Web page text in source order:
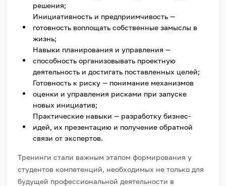
решения;
Инициативность и предприимчивость —
готовность воплощать собственные замыслы в
жизнь;
Навыки планирования и управления —
способность организовывать проектную
деятельность и достигать поставленных целей;
Готовность к риску — понимание механизмов
оценки и управления рисками при запуске
новых инициатив;
Практические навыки — разработку бизнес-
идей, их презентацию и получение обратной
связи от экспертов.
Тренинги стали важным этапом формирования у
студентов компетенций, необходимых не только для
будущей профессиональной деятельности в